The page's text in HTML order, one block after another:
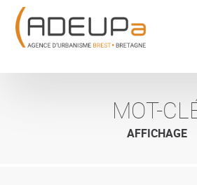
Aller
contenu
principal
MOT-
AFFICHAGE
Panneau de gestion des cookies